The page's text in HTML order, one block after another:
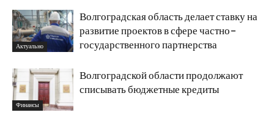
Актуально
Волгоградская область делает ставку на
развитие проектов в сфере частно-
государственного партнерства
Финансы
Волгоградской области продолжают
списывать бюджетные кредиты